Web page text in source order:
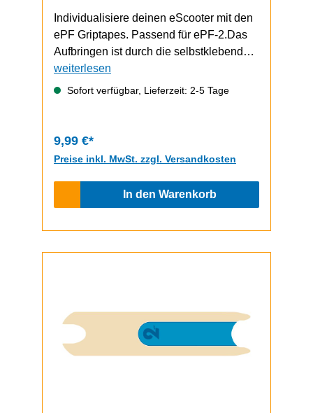
Individualisiere deinen eScooter mit den
ePF Griptapes. Passend für ePF-2.Das
Aufbringen ist durch die selbstklebende
Unterseite schnell und einfach
durchzuführen.Video zum Griptape-
weiterlesen
Sofort verfügbar, Lieferzeit: 2-5 Tage
9,99 €*
Preise inkl. MwSt. zzgl. Versandkosten
In den Warenkorb